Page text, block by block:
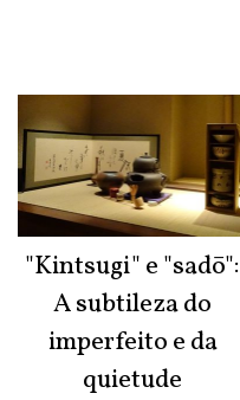
"Kintsugi" e "sadō":
A subtileza do
imperfeito e da
quietude